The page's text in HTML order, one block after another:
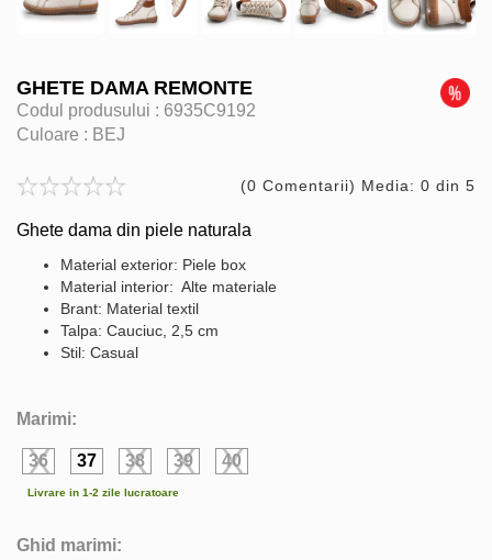
GHETE DAMA REMONTE
Codul produsului : 6935C9192
Culoare : BEJ
(0 Comentarii) Media: 0 din 5
Ghete dama din piele naturala
Material exterior: Piele box
Material interior: Alte materiale
Brant: Material textil
Talpa: Cauciuc, 2,5 cm
Stil: Casual
Marimi:
36 37 38 39 40
Livrare in 1-2 zile lucratoare
Ghid marimi: